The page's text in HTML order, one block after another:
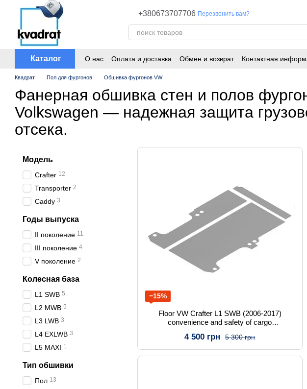
Перейти к основному контенту
+380673707706 Перезвонить вам?
Каталог О нас Оплата и доставка Обмен и возврат Контактная
Квадрат Пол для фургонов Обшивка фургонов VW
Фанерная обшивка стен и полов
Volkswagen — надежная защита
отсека.
−15%
Floor VW Crafter L1 SWB (2006-2017)
convenience and safety of cargo
5 300 грн
4 500 грн
Модель
Crafter 12
Transporter 2
Caddy 3
Годы выпуска
ІІ поколение 11
ІІІ поколение 4
V поколение 2
Колесная база
L1 SWB 5
L2 MWB 5
L3 LWB 3
L4 EXLWB 3
L5 MAXI 1
Тип обшивки
Пол 13